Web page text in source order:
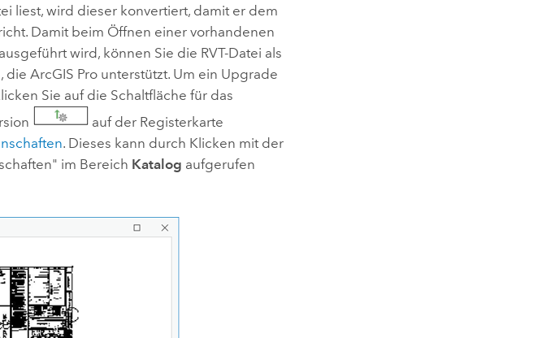
liest, wird dieser konvertiert, damit er dem
Damit beim Öffnen einer vorhandenen
wird, können Sie die RVT-Datei als
dieArcGIS Pro unterstützt. Um ein Upgrade
Sie auf die Schaltfläche für das
auf der Registerkarte
. Dieses kann durch Klicken mit der
im Bereich Katalog aufgerufen